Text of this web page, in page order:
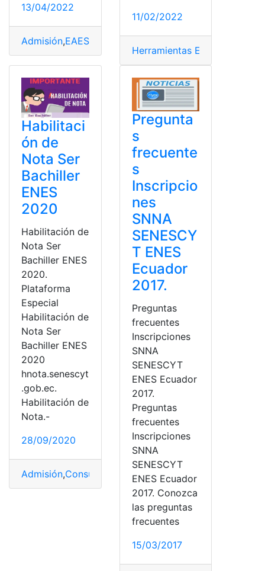
13/04/2022
Admisión,EAES
11/02/2022
Herramientas Ecuador
Habilitaci
ón de
Nota Ser
Bachiller
ENES
2020
Habilitación de
Nota Ser
Bachiller ENES
2020.
Plataforma
Especial
Habilitación de
Nota Ser
Bachiller ENES
2020
hnota.senescyt
.gob.ec.
Habilitación de
Nota.-
28/09/2020
Admisión,Consultas Ecuador,Educación
Pregunta
s
frecuente
s
Inscripcio
nes
SNNA
SENESCY
T ENES
Ecuador
2017.
Preguntas
frecuentes
Inscripciones
SNNA
SENESCYT
ENES Ecuador
2017.
Preguntas
frecuentes
Inscripciones
SNNA
SENESCYT
ENES Ecuador
2017. Conozca
las preguntas
frecuentes
15/03/2017